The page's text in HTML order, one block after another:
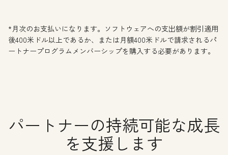
*月次のお支払いになります。ソフトウェアへの支出額が割引適用
後400米ドル以上であるか、または月額400米ドルで請求されるパ
ートナープログラムメンバーシップを購入する必要があります。
パートナーの持続可能な成長
を支援します